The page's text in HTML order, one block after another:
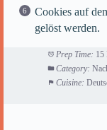
Cookies auf
gelöst werden.
Prep Time: 15
Category:
Cuisine: